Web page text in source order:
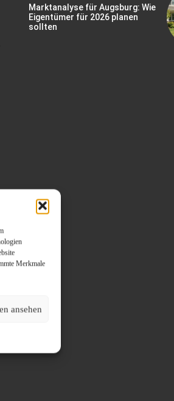
Merkmale
ansehen
Marktanalyse für Augsburg: Wie
Eigentümer für 2026 planen
sollten